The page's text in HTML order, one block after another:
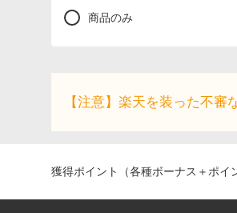
商品のみ
【注意】楽天を装った不審
獲得ポイント（各種ボーナス＋ポイ